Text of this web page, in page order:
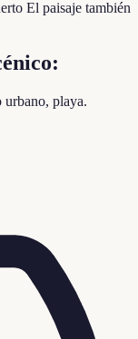
El paisaje también
urbano, playa.